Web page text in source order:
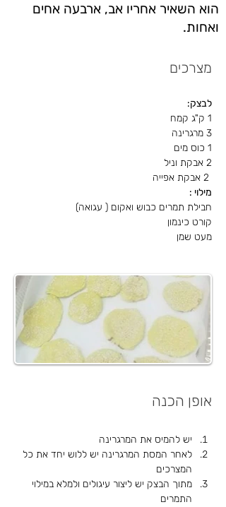
הוא השאיר אחריו אב, ארבעה אחים
ואחות.
מצרכים
לבצק:
1 ק"ג קמח
3 מרגרינה
1 כוס מים
2 אבקת וניל
מילוי :
חבילת תמרים כבוש ואקום ( עגואה)
קורט כינמון
מעט שמן
אופן הכנה
יש להמיס את המרגרינה
לאחר המסת המרגרינה יש ללוש יחד את כל
המצרכים
מתוך הבצק יש ליצור עיגולים ולמלא במילוי
התמרים